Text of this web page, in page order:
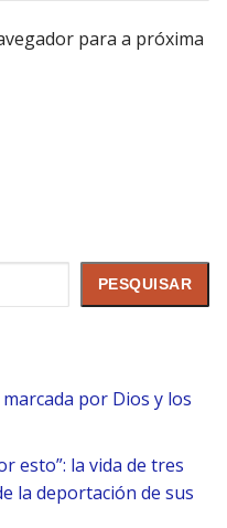
para a próxima
PESQUISAR
por Dios y los
esto”: la vida de tres
la deportación de sus